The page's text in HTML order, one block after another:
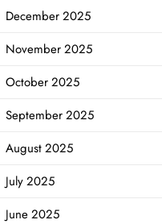
December 2025
November 2025
October 2025
September 2025
August 2025
July 2025
June 2025